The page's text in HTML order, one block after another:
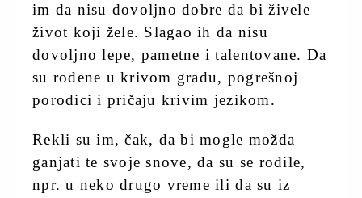
im da nisu dovoljno dobre da bi živele
život koji žele. Slagao ih da nisu
dovoljno lepe, pametne i talentovane. Da
su rođene u krivom gradu, pogrešnoj
porodici i pričaju krivim jezikom.
Rekli su im, čak, da bi mogle možda
ganjati te svoje snove, da su se rodile,
npr. u neko drugo vreme ili da su iz